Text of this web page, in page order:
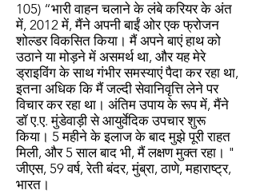
105) “भारी वाहन चलाने के लंबे करियर के अंत
में, 2012 में, मैंने अपनी बाईं ओर एक फ्रोजन
शोल्डर विकसित किया। मैं अपने बाएं हाथ को
उठाने या मोड़ने में असमर्थ था, और यह मेरे
ड्राइविंग के साथ गंभीर समस्याएं पैदा कर रहा था,
इतना अधिक कि मैं जल्दी सेवानिवृत्ति लेने पर
विचार कर रहा था। अंतिम उपाय के रूप में, मैंने
डॉ ए.ए. मुंडेवाड़ी से आयुर्वेदिक उपचार शुरू
किया। 5 महीने के इलाज के बाद मुझे पूरी राहत
मिली, और 5 साल बाद भी, मैं लक्षण मुक्त रहा। "
जीएस, 59 वर्ष, रेती बंदर, मुंब्रा, ठाणे, महाराष्ट्र,
भारत।